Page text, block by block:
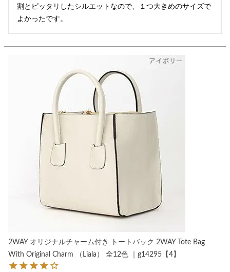
割とピッタリしたシルエットなので、１つ大きめのサイズで
よかったです。
2WAY オリジナルチャーム付き トートバック 2WAY Tote Bag
With Original Charm （Liala） 全12色 ｜g14295【4】